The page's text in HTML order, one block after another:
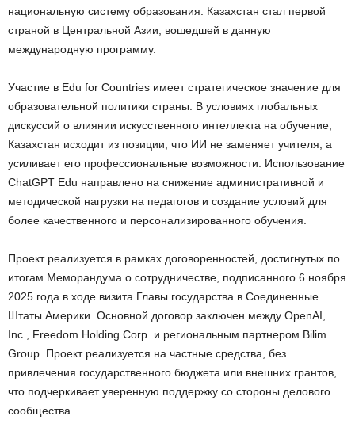
национальную систему образования. Казахстан стал первой
страной в Центральной Азии, вошедшей в данную
международную программу.
Участие в Edu for Countries имеет стратегическое значение для
образовательной политики страны. В условиях глобальных
дискуссий о влиянии искусственного интеллекта на обучение,
Казахстан исходит из позиции, что ИИ не заменяет учителя, а
усиливает его профессиональные возможности. Использование
ChatGPT Edu направлено на снижение административной и
методической нагрузки на педагогов и создание условий для
более качественного и персонализированного обучения.
Проект реализуется в рамках договоренностей, достигнутых по
итогам Меморандума о сотрудничестве, подписанного 6 ноября
2025 года в ходе визита Главы государства в Соединенные
Штаты Америки. Основной договор заключен между OpenAI,
Inc., Freedom Holding Corp. и региональным партнером Bilim
Group. Проект реализуется на частные средства, без
привлечения государственного бюджета или внешних грантов,
что подчеркивает уверенную поддержку со стороны делового
сообщества.